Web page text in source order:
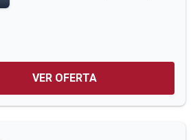
VER OFERTA